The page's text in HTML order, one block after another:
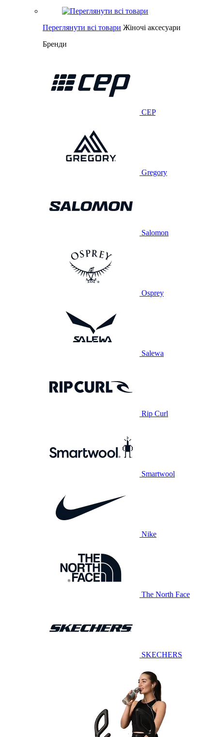
Переглянути всі товари Жіночі аксесуари
Бренди
CEP
Gregory
Salomon
Osprey
Salewa
Rip Curl
Smartwool
Nike
The North Face
SKECHERS